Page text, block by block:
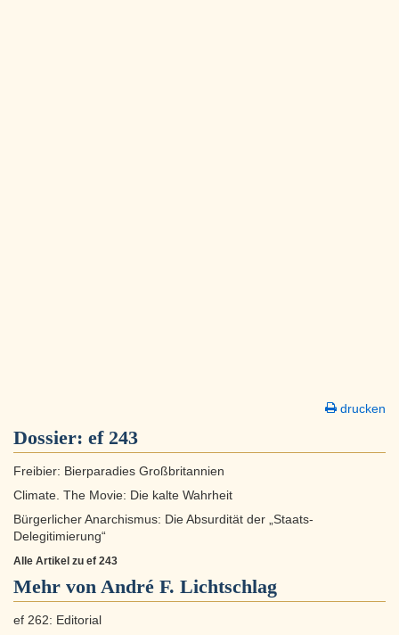
drucken
Dossier: ef 243
Freibier: Bierparadies Großbritannien
Climate. The Movie: Die kalte Wahrheit
Bürgerlicher Anarchismus: Die Absurdität der „Staats-
Delegitimierung“
Alle Artikel zu ef 243
Mehr von André F. Lichtschlag
ef 262: Editorial